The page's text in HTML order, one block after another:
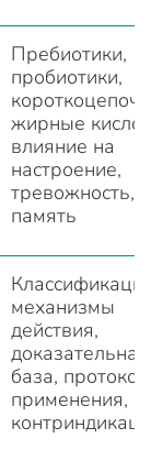
Пребиотики,
пробиотики,
жирные
влияние на
настроение,
тревожность,
память
механизмы
действия,
доказательная
база,
применения,